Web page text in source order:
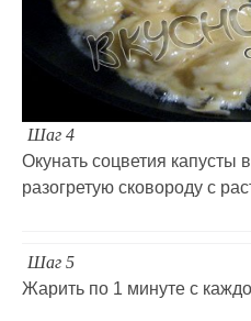
Шаг 4
Окунать соцветия капусты
разогретую сковороду с
Шаг 5
Жарить по 1 минуте с